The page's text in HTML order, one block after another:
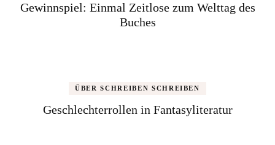
Gewinnspiel: Einmal Zeitlose zum Welttag des
Buches
ÜBER SCHREIBEN SCHREIBEN
Geschlechterrollen in Fantasyliteratur